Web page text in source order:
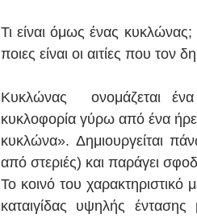
Τι είναι όμως ένας κυκλώνας;
ποιες είναι οι αιτίες που τον
Κυκλώνας  ονομάζεται
κυκλοφορία γύρω από ένα
κυκλώνα». Δημιουργείται
από στεριές) και παράγει
Το κοινό του χαρακτηριστικό
καταιγίδας υψηλής